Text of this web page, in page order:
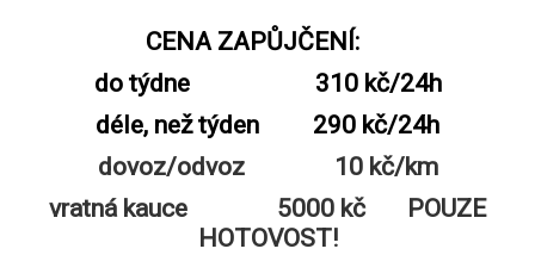
CENA ZAPŮJČENÍ:
do týdne 310 kč/24h
déle, než týden 290 kč/24h
dovoz/odvoz 10 kč/km
vratná kauce 5000 kč POUZE
HOTOVOST!